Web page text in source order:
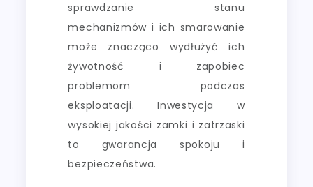
sprawdzanie stanu
mechanizmów i ich smarowanie
może znacząco wydłużyć ich
żywotność i zapobiec
problemom podczas
eksploatacji. Inwestycja w
wysokiej jakości zamki i zatrzaski
to gwarancja spokoju i
bezpieczeństwa.